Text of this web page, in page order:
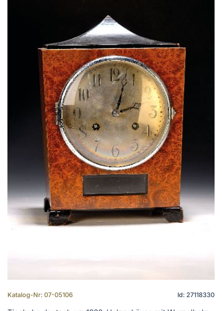
Katalog-Nr: 07-05106 Id: 27118330